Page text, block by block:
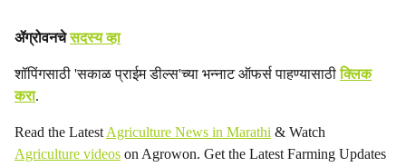
ॲग्रोवनचेसदस्य व्हा
शॉपिंगसाठी 'सकाळ प्राईम डील्स'च्या भन्नाट ऑफर्स पाहण्यासाठीक्लिक
करा.
Read the Latest Agriculture News in Marathi & Watch
Agriculture videos on Agrowon. Get the Latest Farming Updates